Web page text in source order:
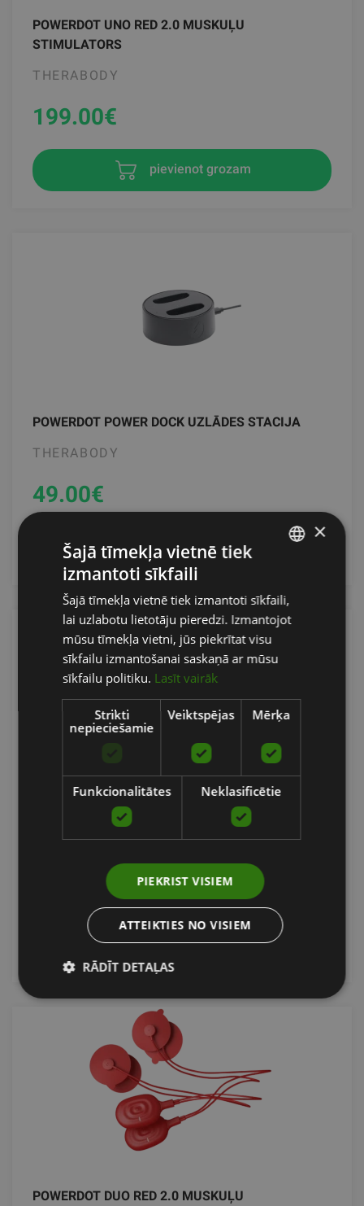
POWERDOT UNO RED 2.0 MUSKUĻU
STIMULATORS
THERABODY
199.00€
pievienot grozam
POWERDOT POWER DOCK UZLĀDES STACIJA
THERABODY
49.00€
pievienot grozam
POWERDOT 2.0 MAIŅAS ELEKTRODU SPILVENTIŅI
(SARKANS, KOMPLEKTS 6 GAB)
Pasūtīt
POWERDOT DUO RED 2.0 MUSKUĻU
ENGLISH
RUSSIAN
×
Šajā tīmekļa vietnē tiek
izmantoti sīkfaili
Šajā tīmekļa vietnē tiek izmantoti sīkfaili,
lai uzlabotu lietotāju pieredzi. Izmantojot
mūsu tīmekļa vietni, jūs piekrītat visu
sīkfailu izmantošanai saskaņā ar mūsu
sīkfailu politiku. Lasīt vairāk
Strikti
nepieciešamie
Veiktspējas Mērķa
Funkcionalitātes Neklasificētie
PIEKRIST VISIEM
ATTEIKTIES NO VISIEM
RĀDĪT DETAĻAS